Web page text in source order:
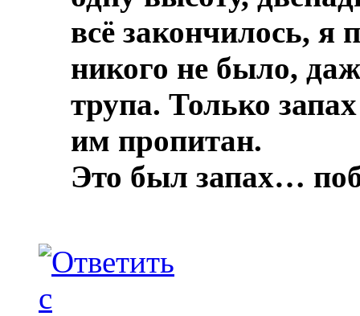
всё закончилось, я
никого не было,
трупа. Только
им пропитан.
Это был запах…